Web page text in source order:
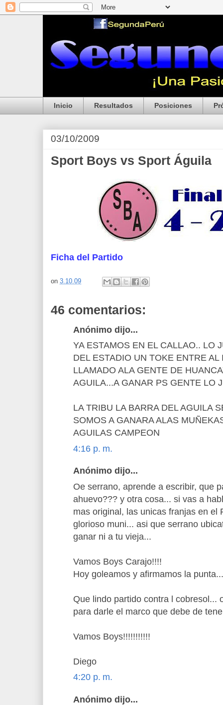
Inicio Resultados Posiciones
03/10/2009
Sport Boys vs Sport Águila
Ficha del Partido
on 3.10.09
46 comentarios:
Anónimo dijo...
YA ESTAMOS EN EL CALLAO.. LO
DEL ESTADIO UN TOKE ENTRE AL
LLAMADO ALA GENTE DE
AGUILA...A GANAR PS GENTE LO
LA TRIBU LA BARRA DEL AGUILA
SOMOS A GANARA ALAS
AGUILAS CAMPEON
4:16 p. m.
Anónimo dijo...
Oe serrano, aprende a escribir, que
ahuevo??? y otra cosa... si vas a
mas original, las unicas franjas en el
glorioso muni... asi que serrano
ganar ni a tu vieja...
Vamos Boys Carajo!!!!
Hoy goleamos y afirmamos la punta...
Que lindo partido contra l cobresol...
para darle el marco que debe de
Vamos Boys!!!!!!!!!!!
Diego
4:20 p. m.
Anónimo dijo...